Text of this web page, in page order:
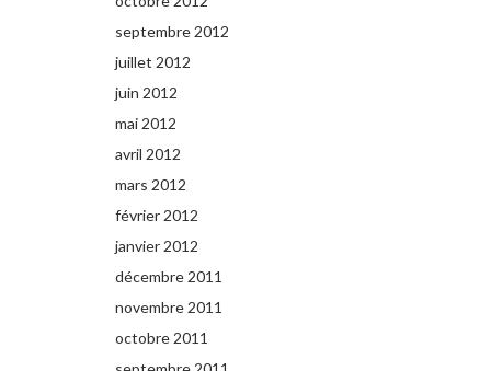
septembre 2012
juillet 2012
juin 2012
mai 2012
avril 2012
mars 2012
février 2012
janvier 2012
décembre 2011
novembre 2011
octobre 2011